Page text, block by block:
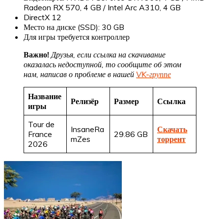
Radeon RX 570, 4 GB / Intel Arc A310, 4 GB
DirectX 12
Место на диске (SSD): 30 GB
Для игры требуется контроллер
Важно!Друзья, если ссылка на скачивание
оказалась недоступной, то сообщите об этом
нам, написав о проблеме в нашей VK-группе
Название
игры
Релизёр Размер Ссылка
Tour de
France
2026
InsaneRa
mZes
29.86 GB
Скачать
торрент